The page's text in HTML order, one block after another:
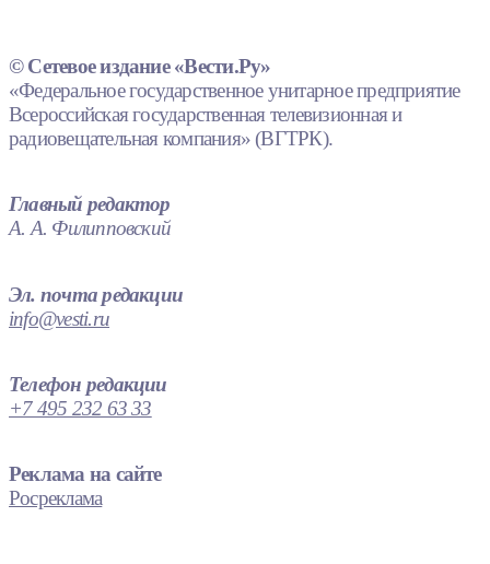
© Сетевое издание «Вести.Ру»
«Федеральное государственное унитарное предприятие
Всероссийская государственная телевизионная и
радиовещательная компания» (ВГТРК).
Главный редактор
А. А. Филипповский
Эл. почта редакции
info@vesti.ru
Телефон редакции
+7 495 232 63 33
Реклама на сайте
Росреклама